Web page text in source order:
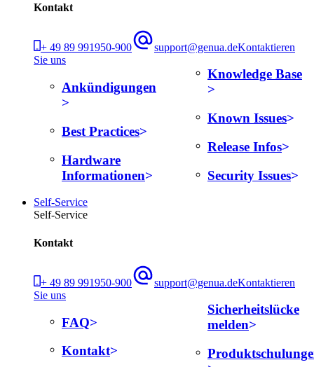
Kontakt
+ 49 89 991950-900 support@genua.deKontaktieren
Sie uns
Ankündigungen
Best Practices
Hardware
Informationen
Knowledge Base
Known Issues
Release Infos
Security Issues
Self-Service
Self-Service
Kontakt
+ 49 89 991950-900 support@genua.deKontaktieren
Sie uns
FAQ
Kontakt
Sicherheitslücke
melden